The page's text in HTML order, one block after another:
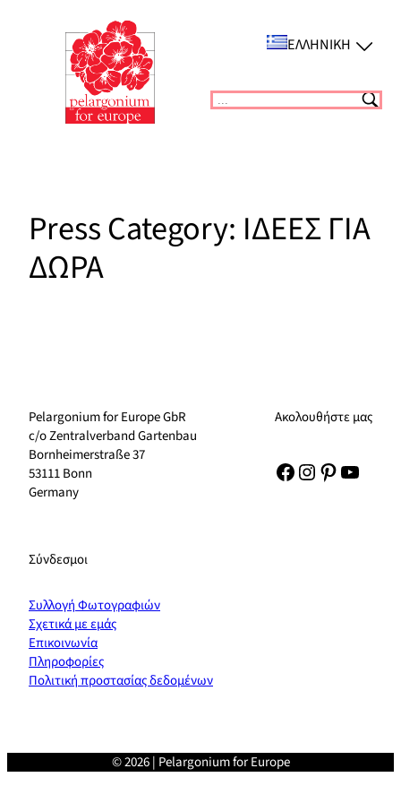
περιεχόμενο
ΕΛΛΗΝΙΚΉ
Suchen
Press Category: ΙΔΕΕΣ ΓΙΑ
ΔΩΡΑ
Pelargonium for Europe GbR
c/o Zentralverband Gartenbau
Bornheimerstraße 37
53111 Bonn
Germany
Ακολουθήστε μας
Facebook
Instagram
Pinterest
Σύνδεσμοι
Συλλογή Φωτογραφιών
Σχετικά με εμάς
Επικοινωνία
Πληροφορίες
Πολιτική προστασίας δεδομένων
© 2026 | Pelargonium for Europe